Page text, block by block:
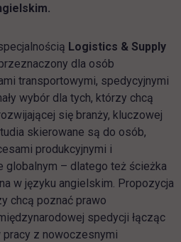
Logistics & Supply
dla osób
transportowymi, spedycyjnymi
wybór dla tych, którzy chcą
się branży, kluczowej
skierowane są do osób,
produkcyjnymi i
globalnym – dlatego też ścieżka
w języku angielskim. Propozycja
chcą poznać prawo
spedycji łącząc
z nowoczesnymi